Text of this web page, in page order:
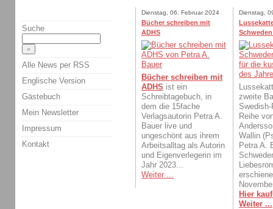
Dienstag, 06. Februar 2024
Bücher schreiben mit
ADHS
Bücher schreiben mit
ADHS ist ein
Schreibtagebuch, in
dem die 15fache
Verlagsautorin Petra A.
Bauer live und
ungeschönt aus ihrem
Arbeitsalltag als Autorin
und Eigenverlegerin im
Jahr 2023...
Weiter ...
Dienstag,
zweite
Reihe
Wallin
Petra A.
Hier
Weiter ...
Suche
Alle News per RSS
Englische Version
Gästebuch
Mein Newsletter
Impressum
Kontakt